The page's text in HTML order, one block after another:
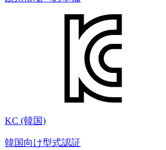
KC (韓国)
韓国向け型式認証